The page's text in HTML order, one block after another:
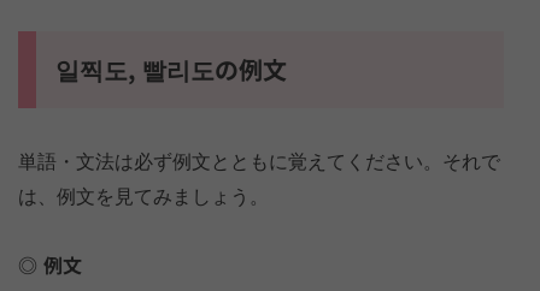
일찍도, 빨리도の例文
単語・文法は必ず例文とともに覚えてください。それで
は、例文を見てみましょう。
例文